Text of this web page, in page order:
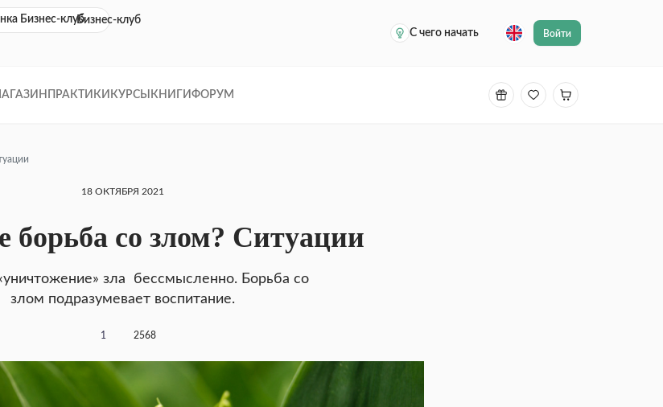
Бизнес-клуб
С чего начать
Войти
ПРАКТИКИ КУРСЫ КНИГИ ФОРУМ
18 ОКТЯБРЯ 2021
борьба со злом? Ситуации
зла бессмысленно. Борьба со
злом подразумевает воспитание.
1 2568